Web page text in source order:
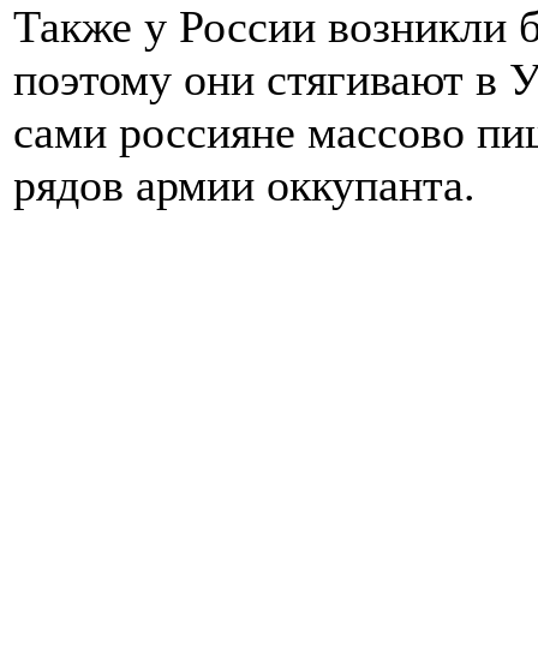
Также у России возникли
поэтому они стягивают в
сами россияне массово
рядов армии оккупанта.